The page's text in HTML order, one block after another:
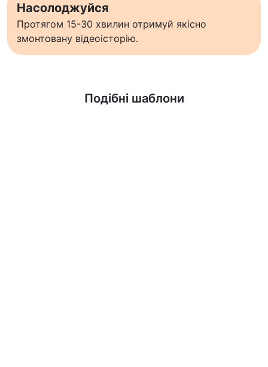
Насолоджуйся
Протягом 15-30 хвилин отримуй якісно
змонтовану відеоісторію.
Подібні шаблони
Дізнатися більше